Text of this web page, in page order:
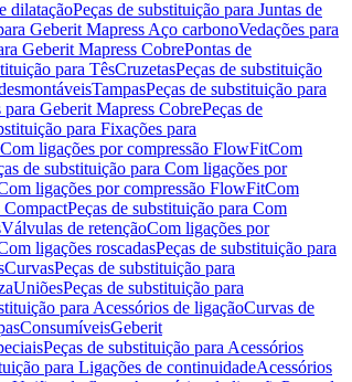
dilataçãoPeças de substituição para Juntas de
Geberit Mapress Aço carbonoVedações para
Geberit Mapress CobrePontas de
para TêsCruzetasPeças de substituição
TampasPeças de substituição para
Geberit Mapress CobrePeças de
para Fixações para
Com ligações por compressão FlowFitCom
de substituição para Com ligações por
ligações por compressão FlowFitCom
CompactPeças de substituição para Com
Válvulas de retençãoCom ligações por
ligações roscadasPeças de substituição para
CurvasPeças de substituição para
UniõesPeças de substituição para
para Acessórios de ligaçãoCurvas de
ConsumíveisGeberit
Peças de substituição para Acessórios
para Ligações de continuidadeAcessórios